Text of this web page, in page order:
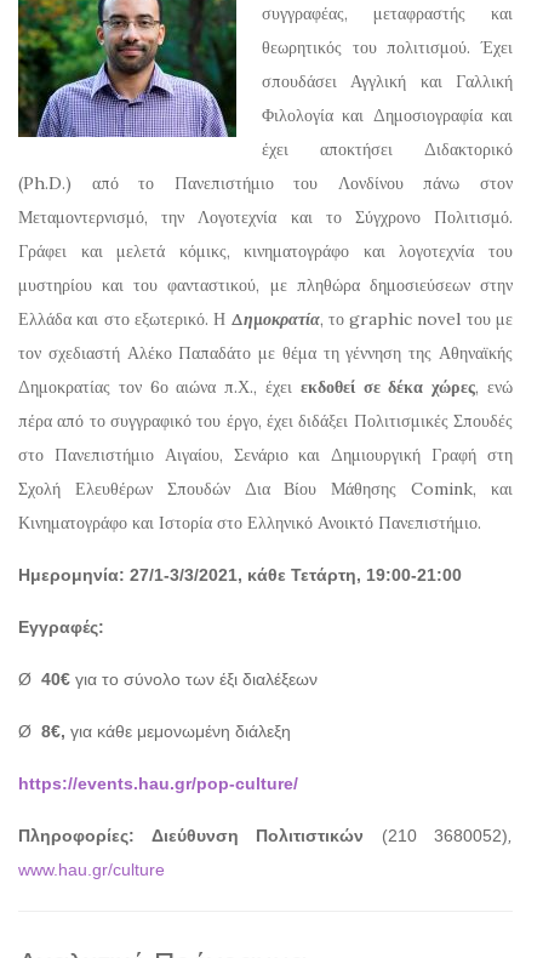
συγγραφέας, μεταφραστής και
θεωρητικός του πολιτισμού. Έχει
σπουδάσει Αγγλική και Γαλλική
Φιλολογία και Δημοσιογραφία και
έχει αποκτήσει Διδακτορικό
(Ph.D.) από το Πανεπιστήμιο του Λονδίνου πάνω στον
Μεταμοντερνισμό, την Λογοτεχνία και το Σύγχρονο Πολιτισμό.
Γράφει και μελετά κόμικς, κινηματογράφο και λογοτεχνία του
μυστηρίου και του φανταστικού, με πληθώρα δημοσιεύσεων στην
Ελλάδα και στο εξωτερικό. Η Δημοκρατία, το graphic novel του με
τον σχεδιαστή Αλέκο Παπαδάτο με θέμα τη γέννηση της Αθηναϊκής
Δημοκρατίας τον 6ο αιώνα π.Χ., έχει εκδοθεί σε δέκα χώρες, ενώ
πέρα από το συγγραφικό του έργο, έχει διδάξει Πολιτισμικές Σπουδές
στο Πανεπιστήμιο Αιγαίου, Σενάριο και Δημιουργική Γραφή στη
Σχολή Ελευθέρων Σπουδών Δια Βίου Μάθησης Comink, και
Κινηματογράφο και Ιστορία στο Ελληνικό Ανοικτό Πανεπιστήμιο.
Ημερομηνία: 27/1-3/3/2021, κάθε Τετάρτη, 19:00-21:00
Εγγραφές:
Ø 40€ για το σύνολο των έξι διαλέξεων
Ø 8€, για κάθε μεμονωμένη διάλεξη
https://events.hau.gr/pop-culture/
Πληροφορίες: Διεύθυνση Πολιτιστικών (210 3680052)
www.hau.gr/culture